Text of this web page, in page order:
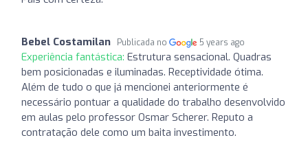
Bebel Costamilan Publicada no 5 years ago
Experiência fantástica: Estrutura sensacional. Quadras
bem posicionadas e iluminadas. Receptividade ótima.
Além de tudo o que já mencionei anteriormente é
necessário pontuar a qualidade do trabalho desenvolvido
em aulas pelo professor Osmar Scherer. Reputo a
contratação dele como um baita investimento.